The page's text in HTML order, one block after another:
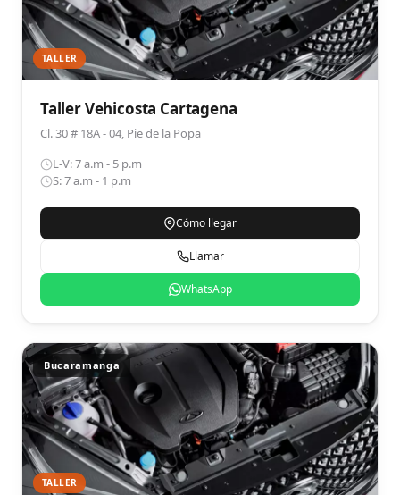
TALLER
Taller Vehicosta Cartagena
Cl. 30 # 18A - 04, Pie de la Popa
L-V: 7 a.m - 5 p.m
S: 7 a.m - 1 p.m
Cómo llegar
Llamar
WhatsApp
Bucaramanga
TALLER